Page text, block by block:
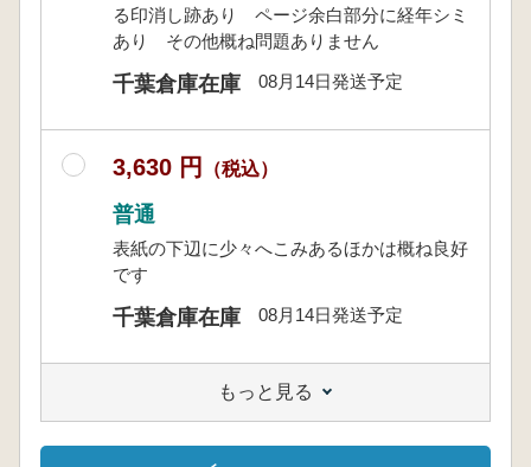
る印消し跡あり ページ余白部分に経年シミ
あり その他概ね問題ありません
千葉倉庫在庫 08月14日発送予定
3,630 円 （税込）
普通
表紙の下辺に少々へこみあるほかは概ね良好
です
千葉倉庫在庫 08月14日発送予定
もっと見る